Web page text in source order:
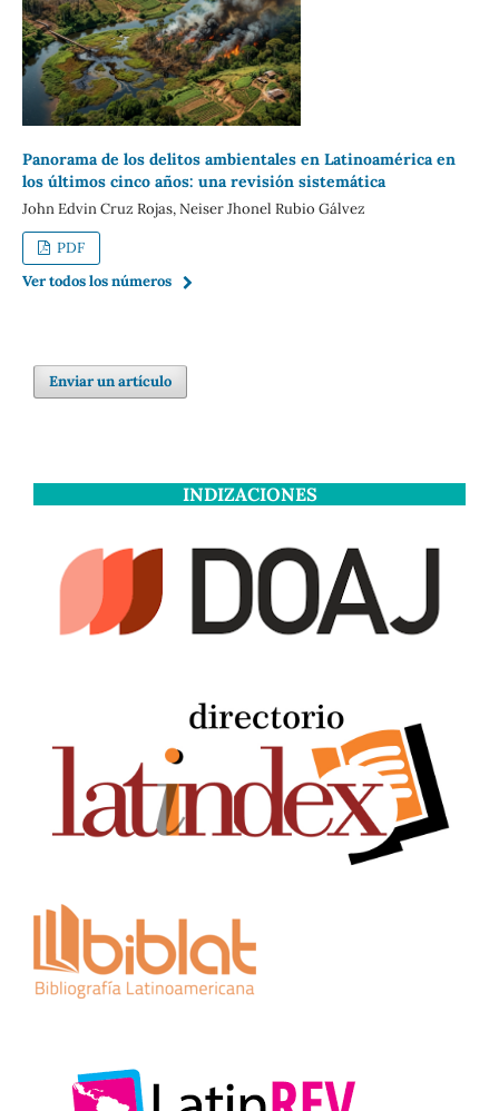
Panorama de los delitos ambientales en Latinoamérica en
los últimos cinco años: una revisión sistemática
John Edvin Cruz Rojas, Neiser Jhonel Rubio Gálvez
PDF
Ver todos los números
Enviar un artículo
INDIZACIONES